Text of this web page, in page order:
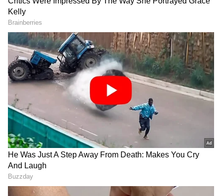
2
6
Instagram
ಶರ್ಟ್ ಸ್ಟೈಲ್ ಬ್ಲೌಸ್
ಫ್ಯಾಷನ್ ಅಂದ್ರೆ ಬರೀ ಹೊಸ ಬಟ್ಟೆ ಕೊಳ್ಳೋದಲ್ಲ.
ನಮ್ಮಲ್ಲಿರೋ ಹಳೆ ಬಟ್ಟೆಗಳನ್ನೇ ಕ್ರಿಯೇಟಿವ್ ಆಗಿ
ಬಳಸಬಹುದು. ಹಳೆ ದುಪಟ್ಟಾಗಳಿಂದ ಈ ರೀತಿ ಶರ್ಟ್ ಸ್ಟೈಲ್
ಬ್ಲೌಸ್ ಡಿಸೈನ್ ಮಾಡಿಸಿದ್ರೆ, ಕಡಿಮೆ ಖರ್ಚಲ್ಲಿ ಸ್ಟೈಲಿಶ್ ಲುಕ್
ಸಿಗುತ್ತೆ. ಅಷ್ಟೇ ಅಲ್ಲ, ಪ್ರತಿಯೊಂದು ಬ್ಲೌಸ್ ಕೂಡ ನಿಮ್ಮ